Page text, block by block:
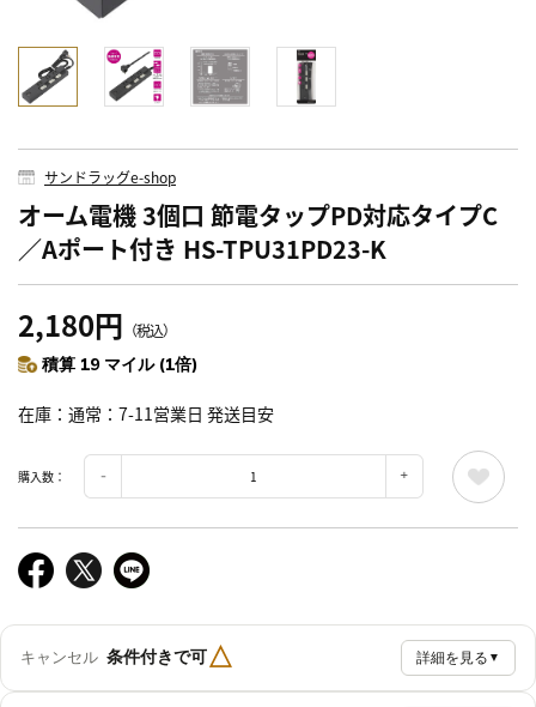
サンドラッグe-shop
オーム電機 3個口 節電タップPD対応タイプC
／Aポート付き HS-TPU31PD23-K
2,180円 （税込）
積算 19 マイル (1倍)
在庫 通常：7-11営業日 発送目安
購入数：
キャンセル 条件付きで可△ 詳細を見る ▼